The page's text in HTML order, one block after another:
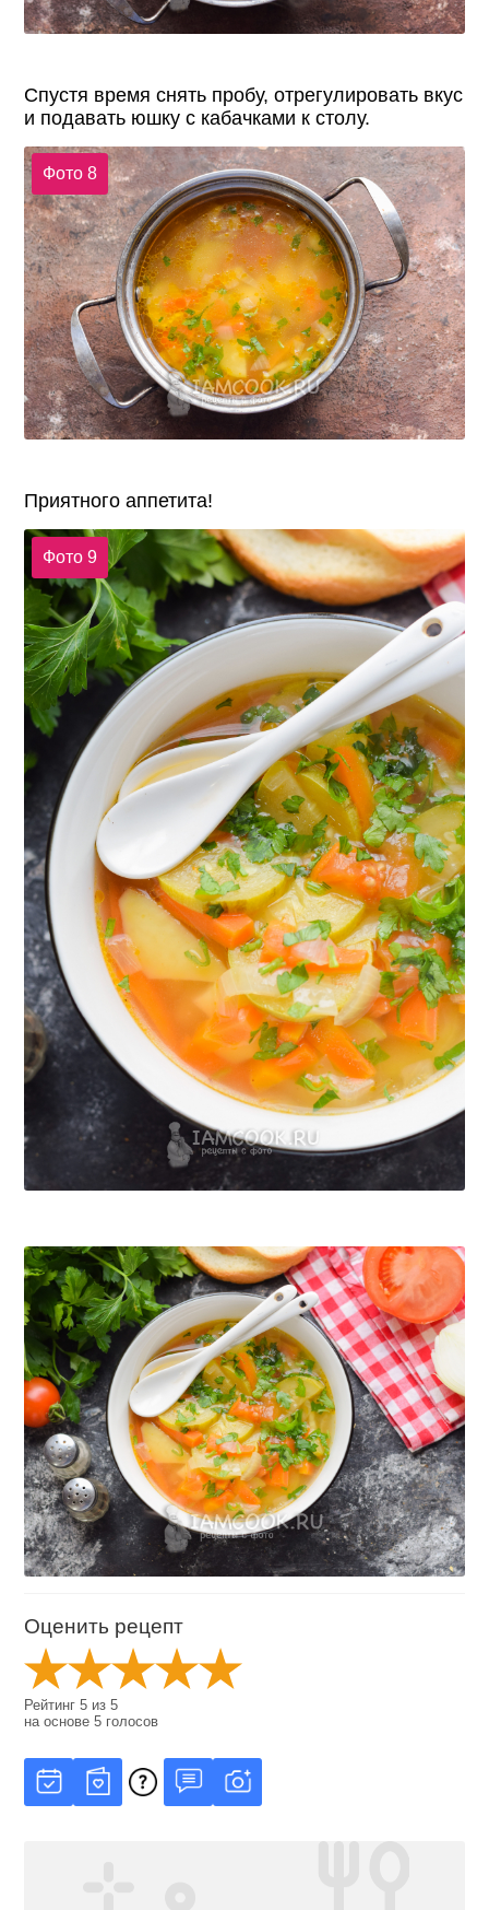
Спустя время снять пробу, отрегулировать вкус
и подавать юшку с кабачками к столу.
Фото 8
Приятного аппетита!
Фото 9
Оценить рецепт
Рейтинг5 из5
на основе5 голосов